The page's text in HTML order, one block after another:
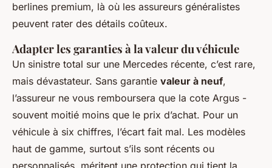
berlines premium, là où les assureurs généralistes
peuvent rater des détails coûteux.
Adapter les garanties à la valeur du véhicule
Un sinistre total sur une Mercedes récente, c’est rare,
mais dévastateur. Sans garantie valeur à neuf,
l’assureur ne vous remboursera que la cote Argus -
souvent moitié moins que le prix d’achat. Pour un
véhicule à six chiffres, l’écart fait mal. Les modèles
haut de gamme, surtout s’ils sont récents ou